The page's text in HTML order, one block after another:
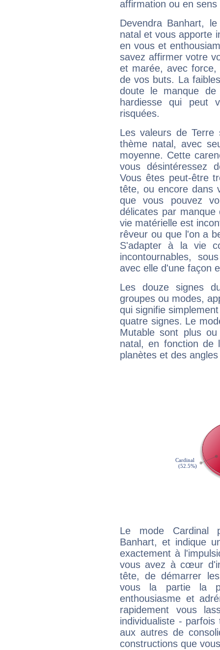
affirmation ou en
Devendra Banhart,
natal et vous apporte
en vous et
savez affirmer votre
et marée, avec
de vos buts. La
doute le manque
hardiesse qui peut
risquées.
Les valeurs de Terre
thème natal, avec
moyenne. Cette
vous désintéressez
Vous êtes peut-être
tête, ou encore dans
que vous pouvez
délicates par
vie matérielle est
rêveur ou que l'on a
S'adapter à la vie
incontournables,
avec elle d'une façon
Les douze signes
groupes ou modes,
qui signifie
quatre signes. Le
Mutable sont plus
natal, en fonction de
planètes et des
Le mode Cardinal
Banhart, et indique
exactement à
vous avez à cœur
tête, de démarrer
vous la partie la
enthousiasme et
rapidement vous
individualiste -
aux autres de
constructions que